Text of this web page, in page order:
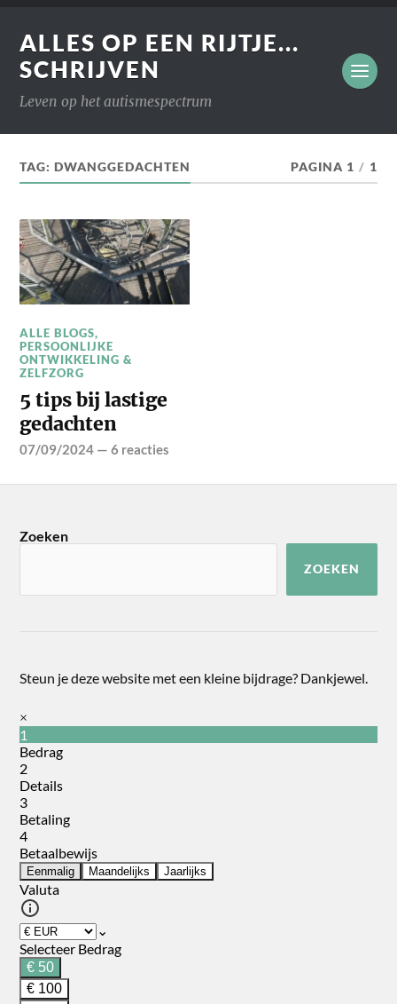
ALLES OP EEN RIJTJE...
SCHRIJVEN
Leven op het autismespectrum
TAG:DWANGGEDACHTEN PAGINA 1 / 1
ALLE BLOGS,
PERSOONLIJKE
ONTWIKKELING &
ZELFZORG
5 tips bij lastige
gedachten
07/09/2024 —6 reacties
Zoeken
ZOEKEN
Steun je deze website met een kleine bijdrage? Dankjewel.